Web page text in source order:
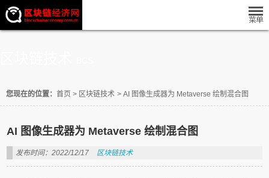
您现在的位置： 首页 > 区块链技术 > AI 图像生成器为 Metaverse 绘制混合图
AI 图像生成器为 Metaverse 绘制混合图
发布时间：2022/12/17 区块链技术